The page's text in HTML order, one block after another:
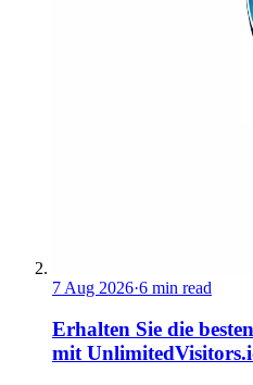
7 Aug 2026·6 min read
Erhalten Sie die
mit